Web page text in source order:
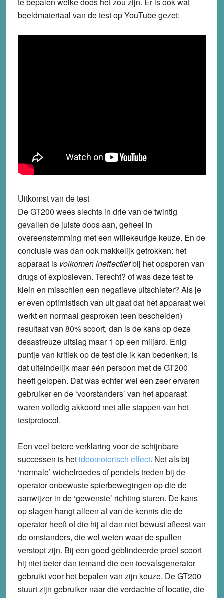
beeldmateriaal van de test op YouTube gezet:
Uitkomst van de test
De GT200 wees slechts in drie van de twintig
gevallen de juiste doos aan, geheel in
overeenstemming met een willekeurige keuze. En de
conclusie was dan ook makkelijk getrokken: het
apparaat is volkomen ineffectiefbij het opsporen van
drugs of explosieven. Terecht? of was deze test te
klein en misschien een negatieve uitschieter? Als je
er even optimistisch van uit gaat dat het apparaat wel
werkt en normaal gesproken (een bescheiden)
resultaat van 80% scoort, dan is de kans op deze
desastreuze uitslag maar 1 op een miljard. Enig
puntje van kritiek op de test die ik kan bedenken, is
dat uiteindelijk maar één persoon met de GT200
heeft gelopen. Dat was echter wel een zeer ervaren
gebruiker en de ‘voorstanders’ van het apparaat
waren volledig akkoord met alle stappen van het
testprotocol.
Een veel betere verklaring voor de schijnbare
successen is het ideomotorisch effect. Net als bij
‘normale’ wichelroedes of pendels treden bij de
operator onbewuste spierbewegingen op die de
aanwijzer in de ‘gewenste’ richting sturen. De kans
op slagen hangt alleen af van de kennis die de
operator heeft of die hij al dan niet bewust afleest van
de omstanders, die wel weten waar de spullen
verstopt zijn. Bij een goed geblindeerde proef scoort
hij niet beter dan iemand die een toevalsgenerator
gebruikt voor het bepalen van zijn keuze. De GT200
stuurt zijn gebruiker naar die verdachte of locatie, die